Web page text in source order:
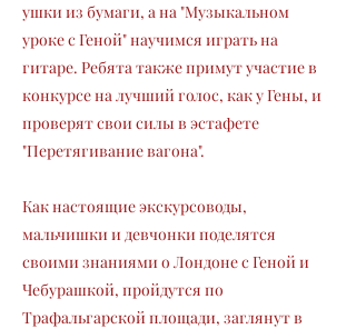
ушки из бумаги, а на "Музыкальном
уроке с Геной" научимся играть на
гитаре. Ребята также примут участие в
конкурсе на лучший голос, как у Гены, и
проверят свои силы в эстафете
"Перетягивание вагона".
Как настоящие экскурсоводы,
мальчишки и девчонки поделятся
своими знаниями о Лондоне с Геной и
Чебурашкой, пройдутся по
Трафальгарской площади, заглянут в